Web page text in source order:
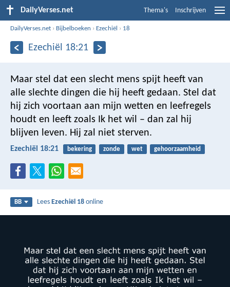
DailyVerses.net Thema's Inschrijven
DailyVerses.net › Bijbelboeken › Ezechiël › 18
Ezechiël 18:21
Maar stel dat een slecht mens spijt heeft van
alle slechte dingen die hij heeft gedaan. Stel dat
hij zich voortaan aan mijn wetten en leefregels
houdt en leeft zoals Ik het wil – dan zal hij
blijven leven. Hij zal niet sterven.
Ezechiël 18:21 bekering zonde wet gehoorzaamheid
BB LeesEzechiël 18 online